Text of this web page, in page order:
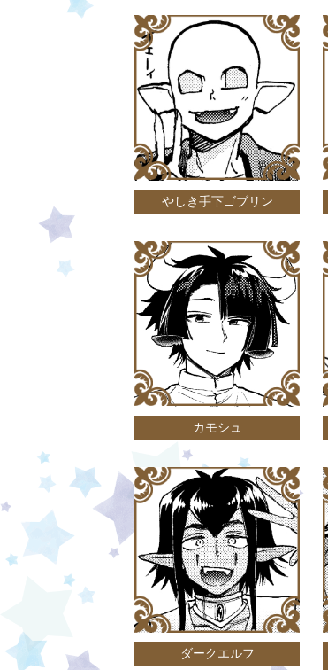
やしき手下ゴブリン
カモシュ
ダークエルフ